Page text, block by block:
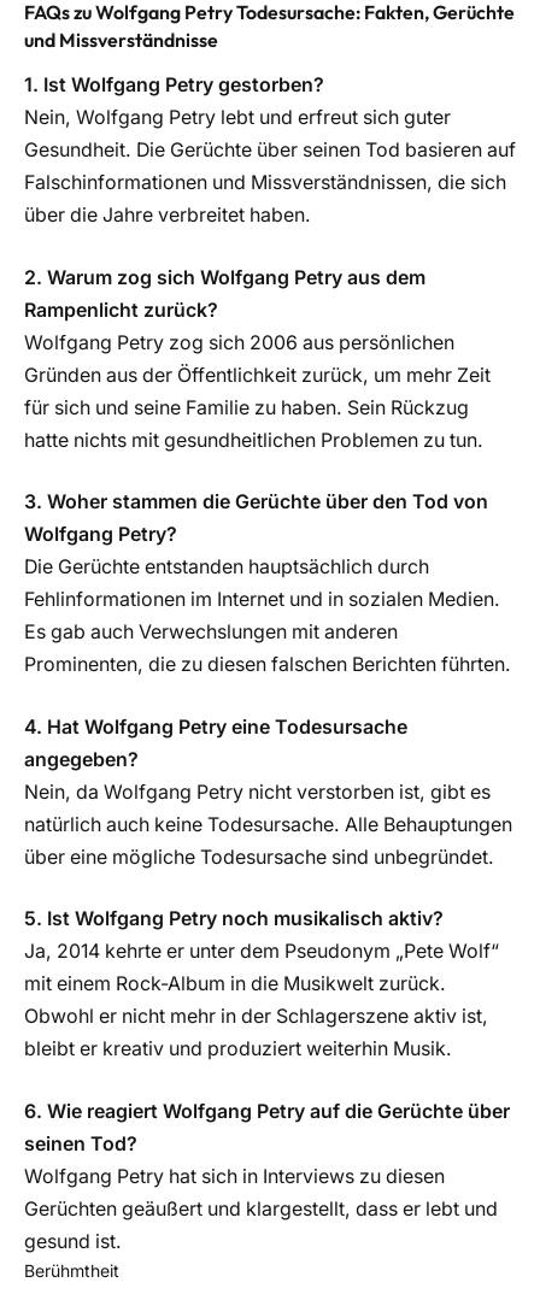
FAQs zu Wolfgang Petry Todesursache: Fakten, Gerüchte
und Missverständnisse
1. Ist Wolfgang Petry gestorben?
Nein, Wolfgang Petry lebt und erfreut sich guter
Gesundheit. Die Gerüchte über seinen Tod basieren auf
Falschinformationen und Missverständnissen, die sich
über die Jahre verbreitet haben.
2. Warum zog sich Wolfgang Petry aus dem
Rampenlicht zurück?
Wolfgang Petry zog sich 2006 aus persönlichen
Gründen aus der Öffentlichkeit zurück, um mehr Zeit
für sich und seine Familie zu haben. Sein Rückzug
hatte nichts mit gesundheitlichen Problemen zu tun.
3. Woher stammen die Gerüchte über den Tod von
Wolfgang Petry?
Die Gerüchte entstanden hauptsächlich durch
Fehlinformationen im Internet und in sozialen Medien.
Es gab auch Verwechslungen mit anderen
Prominenten, die zu diesen falschen Berichten führten.
4. Hat Wolfgang Petry eine Todesursache
angegeben?
Nein, da Wolfgang Petry nicht verstorben ist, gibt es
natürlich auch keine Todesursache. Alle Behauptungen
über eine mögliche Todesursache sind unbegründet.
5. Ist Wolfgang Petry noch musikalisch aktiv?
Ja, 2014 kehrte er unter dem Pseudonym „Pete Wolf“
mit einem Rock-Album in die Musikwelt zurück.
Obwohl er nicht mehr in der Schlagerszene aktiv ist,
bleibt er kreativ und produziert weiterhin Musik.
6. Wie reagiert Wolfgang Petry auf die Gerüchte über
seinen Tod?
Wolfgang Petry hat sich in Interviews zu diesen
Gerüchten geäußert und klargestellt, dass er lebt und
gesund ist.
Berühmtheit